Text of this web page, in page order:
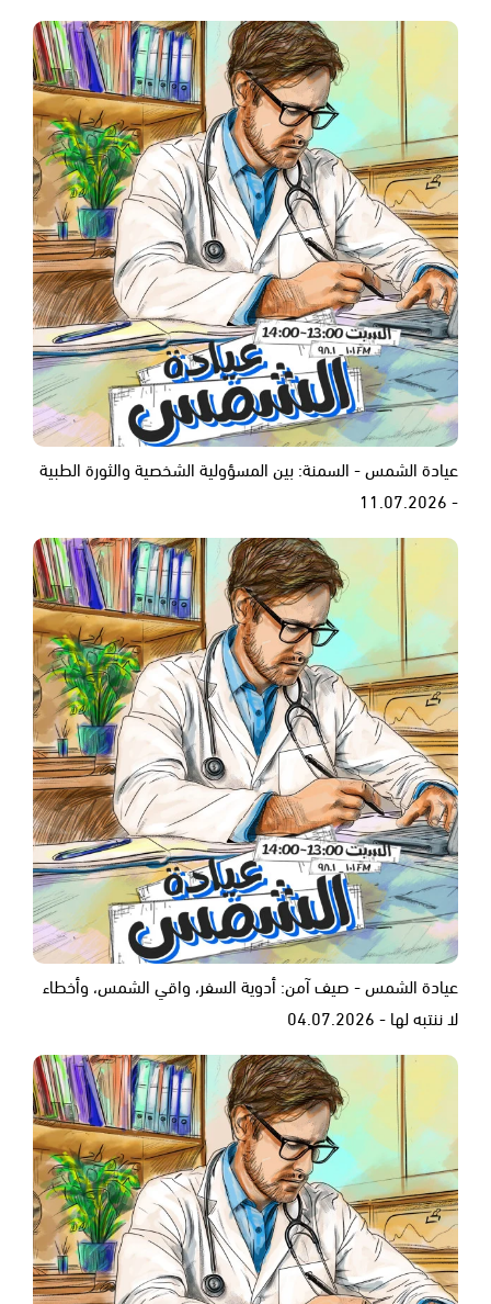
عيادة الشمس - السمنة: بين المسؤولية الشخصية والثورة الطبية
- 11.07.2026
عيادة الشمس - صيف آمن: أدوية السفر، واقي الشمس، وأخطاء
لا ننتبه لها - 04.07.2026